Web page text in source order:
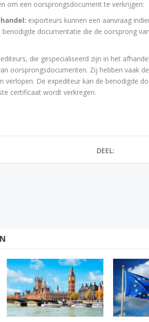
om een oorsprongsdocument te verkrijgen:
exporteurs kunnen een aanvraag
documentatie die de oorsprong
die gespecialiseerd zijn in het
oorsprongsdocumenten. Zij hebben vaak
verlopen. De expediteur kan de benodigde
certificaat wordt verkregen.
DEEL: